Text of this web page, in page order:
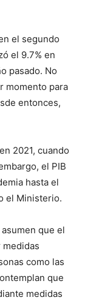
el segundo
el 9.7% en
pasado. No
momento para
entonces,
2021, cuando
el PIB
hasta el
el Ministerio.
que el
medidas
como las
que
medidas